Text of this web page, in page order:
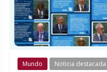
Mundo Noticia destacada